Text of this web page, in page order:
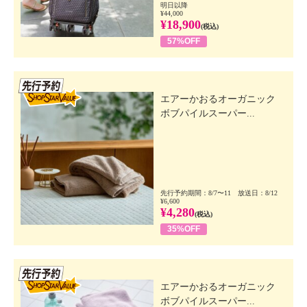
明日以降
¥44,000
¥18,900(税込)
57%OFF
エアーかおるオーガニック
ボブパイルスーパー...
先行予約期間：8/7〜11 放送日：8/12
¥6,600
¥4,280(税込)
35%OFF
エアーかおるオーガニック
ボブパイルスーパー...